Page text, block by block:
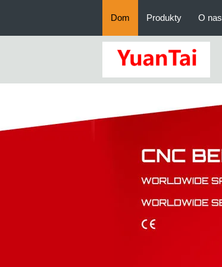
Dom Produkty O nas
Automatyczna maszyna
Giętarka do rur